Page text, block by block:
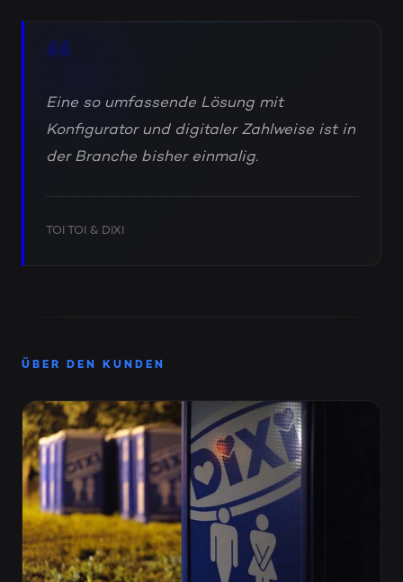
“
Eine so umfassende Lösung mit
Konfigurator und digitaler Zahlweise ist in
der Branche bisher einmalig.
TOI TOI & DIXI
ÜBER DEN KUNDEN